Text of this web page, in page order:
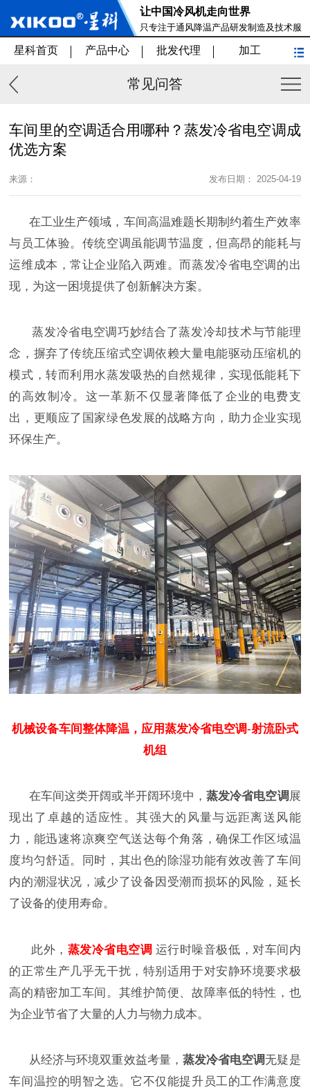
让中国冷风机走向世界
只专注于通风降温产品研发制造及技术服
务
星科首页 产品中心 批发代理 加工
常见问答
车间里的空调适合用哪种？蒸发冷省电空调成
优选方案
来源： 发布日期： 2025-04-19
在工业生产领域，车间高温难题长期制约着生产效率
与员工体验。传统空调虽能调节温度，但高昂的能耗与
运维成本，常让企业陷入两难。而蒸发冷省电空调的出
现，为这一困境提供了创新解决方案。
蒸发冷省电空调巧妙结合了蒸发冷却技术与节能理
念，摒弃了传统压缩式空调依赖大量电能驱动压缩机的
模式，转而利用水蒸发吸热的自然规律，实现低能耗下
的高效制冷。这一革新不仅显著降低了企业的电费支
出，更顺应了国家绿色发展的战略方向，助力企业实现
环保生产。
机械设备车间整体降温，应用蒸发冷省电空调-射流卧式
机组
在车间这类开阔或半开阔环境中，蒸发冷省电空调 展
现出了卓越的适应性。其强大的风量与远距离送风能
力，能迅速将凉爽空气送达每个角落，确保工作区域温
度均匀舒适。同时，其出色的除湿功能有效改善了车间
内的潮湿状况，减少了设备因受潮而损坏的风险，延长
了设备的使用寿命。
此外， 蒸发冷省电空调 运行时噪音极低，对车间内
的正常生产几乎无干扰，特别适用于对安静环境要求极
高的精密加工车间。其维护简便、故障率低的特性，也
为企业节省了大量的人力与物力成本。
从经济与环境双重效益考量， 蒸发冷省电空调无疑是
车间温控的明智之选。它不仅能提升员工的工作满意度